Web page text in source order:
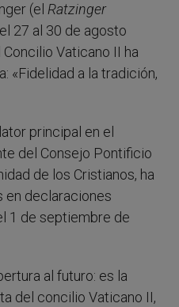
(el Ratzinger
27 al 30 de agosto
Vaticano II ha
«Fidelidad a la tradición,
principal en el
del Consejo Pontificio
de los Cristianos, ha
en declaraciones
1 de septiembre de
al futuro: es la
del concilio Vaticano II,